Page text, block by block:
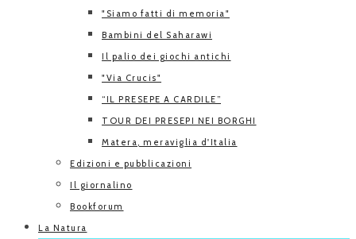
"Siamo fatti di memoria"
Bambini del Saharawi
Il palio dei giochi antichi
"Via Crucis"
“IL PRESEPE A CARDILE”
TOUR DEI PRESEPI NEI BORGHI
Matera, meraviglia d'Italia
Edizioni e pubblicazioni
Il giornalino
Bookforum
La Natura